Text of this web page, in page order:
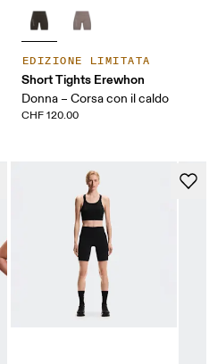
EDIZIONE LIMITATA
Short Tights Erewhon
Donna – Corsa con il caldo
CHF 120.00